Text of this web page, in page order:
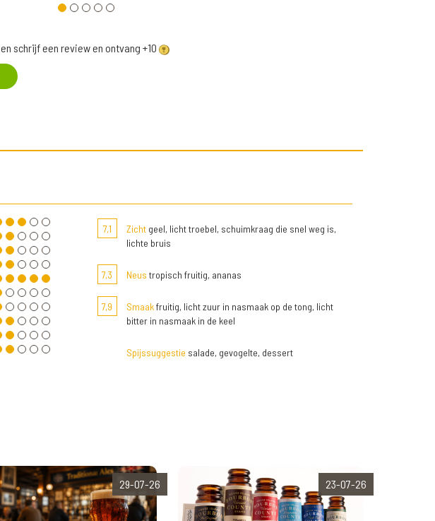
en schrijf een review en ontvang +10
7,1 Zichtgeel, licht troebel, schuimkraag die snel weg is,
lichte bruis
7,3 Neus tropisch fruitig, ananas
7,9 Smaakfruitig, licht zuur in nasmaak op de tong, licht
bitter in nasmaak in de keel
Spijssuggestie salade, gevogelte, dessert
29-07-26 23-07-26